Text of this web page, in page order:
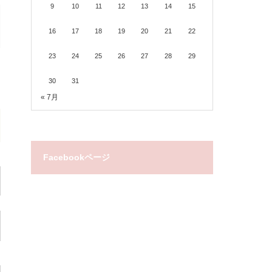
9 10 11 12 13 14 15
16 17 18 19 20 21 22
23 24 25 26 27 28 29
30 31
« 7月
Facebookページ